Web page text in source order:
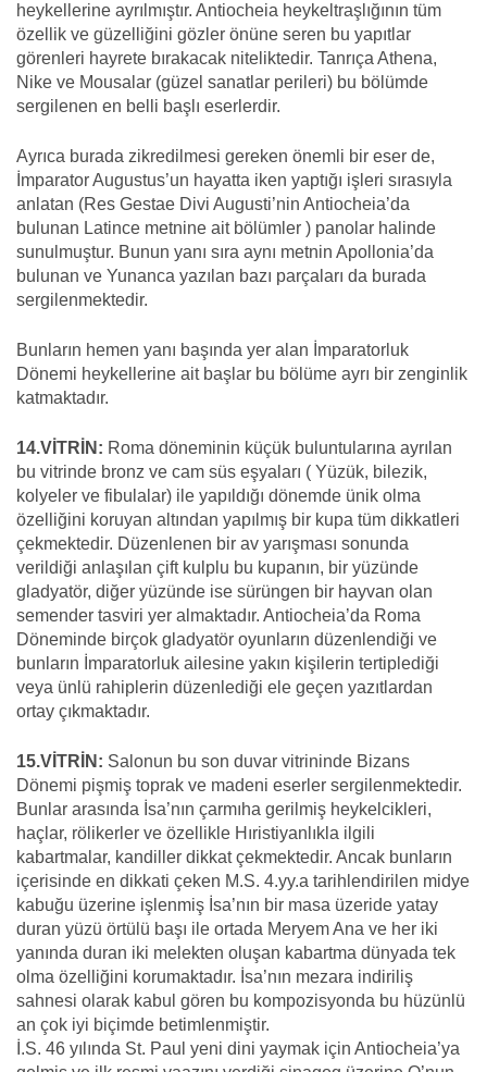
heykellerine ayrılmıştır. Antiocheia heykeltraşlığının tüm
özellik ve güzelliğini gözler önüne seren bu yapıtlar
görenleri hayrete bırakacak niteliktedir. Tanrıça Athena,
Nike ve Mousalar (güzel sanatlar perileri) bu bölümde
sergilenen en belli başlı eserlerdir.
Ayrıca burada zikredilmesi gereken önemli bir eser de,
İmparator Augustus’un hayatta iken yaptığı işleri sırasıyla
anlatan (Res Gestae Divi Augusti’nin Antiocheia’da
bulunan Latince metnine ait bölümler ) panolar halinde
sunulmuştur. Bunun yanı sıra aynı metnin Apollonia’da
bulunan ve Yunanca yazılan bazı parçaları da burada
sergilenmektedir.
Bunların hemen yanı başında yer alan İmparatorluk
Dönemi heykellerine ait başlar bu bölüme ayrı bir zenginlik
katmaktadır.
14.VİTRİN: Roma döneminin küçük buluntularına ayrılan
bu vitrinde bronz ve cam süs eşyaları ( Yüzük, bilezik,
kolyeler ve fibulalar) ile yapıldığı dönemde ünik olma
özelliğini koruyan altından yapılmış bir kupa tüm dikkatleri
çekmektedir. Düzenlenen bir av yarışması sonunda
verildiği anlaşılan çift kulplu bu kupanın, bir yüzünde
gladyatör, diğer yüzünde ise sürüngen bir hayvan olan
semender tasviri yer almaktadır. Antiocheia’da Roma
Döneminde birçok gladyatör oyunların düzenlendiği ve
bunların İmparatorluk ailesine yakın kişilerin tertiplediği
veya ünlü rahiplerin düzenlediği ele geçen yazıtlardan
ortay çıkmaktadır.
15.VİTRİN: Salonun bu son duvar vitrininde Bizans
Dönemi pişmiş toprak ve madeni eserler sergilenmektedir.
Bunlar arasında İsa’nın çarmıha gerilmiş heykelcikleri,
haçlar, rölikerler ve özellikle Hıristiyanlıkla ilgili
kabartmalar, kandiller dikkat çekmektedir. Ancak bunların
içerisinde en dikkati çeken M.S. 4.yy.a tarihlendirilen midye
kabuğu üzerine işlenmiş İsa’nın bir masa üzeride yatay
duran yüzü örtülü başı ile ortada Meryem Ana ve her iki
yanında duran iki melekten oluşan kabartma dünyada tek
olma özelliğini korumaktadır. İsa’nın mezara indiriliş
sahnesi olarak kabul gören bu kompozisyonda bu hüzünlü
an çok iyi biçimde betimlenmiştir.
İ.S. 46 yılında St. Paul yeni dini yaymak için Antiocheia’ya